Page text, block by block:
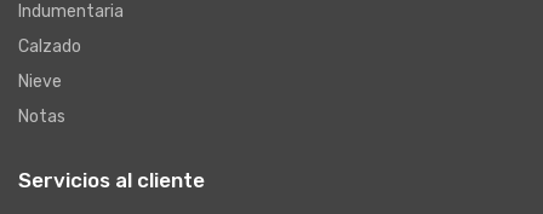
Indumentaria
Calzado
Nieve
Notas
Servicios al cliente